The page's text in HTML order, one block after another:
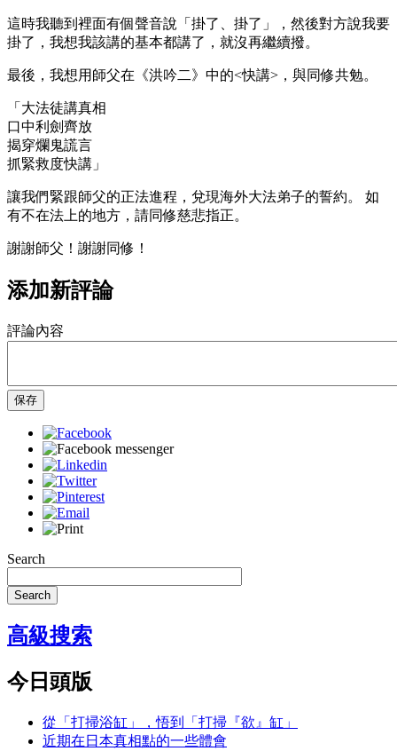
這時我聽到裡面有個聲音說「掛了、掛了」，然後對方說我要
掛了，我想我該講的基本都講了，就沒再繼續撥。
最後，我想用師父在《洪吟二》中的<快講>，與同修共勉。
「大法徒講真相
口中利劍齊放
揭穿爛鬼謊言
抓緊救度快講」
讓我們緊跟師父的正法進程，兌現海外大法弟子的誓約。 如
有不在法上的地方，請同修慈悲指正。
謝謝師父！謝謝同修！
添加新評論
評論內容
保存
Search
Search
高級搜索
今日頭版
從「打掃浴缸」，悟到「打掃『欲』缸」
近期在日本真相點的一些體會